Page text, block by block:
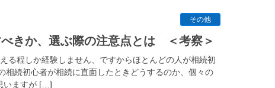
その他
きか、選ぶ際の注意点とは ＜考察＞
る程しか経験しません、ですからほとんどの人が相続初
相続初心者が相続に直面したときどうするのか、個々の
いますが [
]